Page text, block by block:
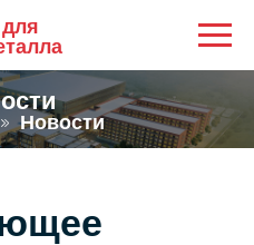
Новости